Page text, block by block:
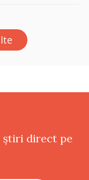
știri direct pe